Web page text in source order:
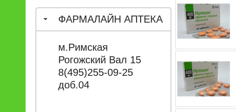
ФАРМАЛАЙН АПТЕКА
м.Римская
Рогожский Вал 15
8(495)255-09-25
доб.04